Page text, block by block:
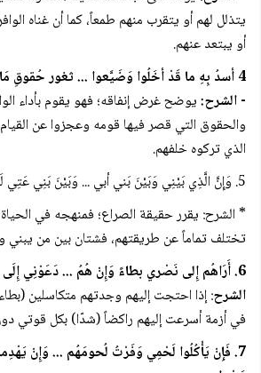
يتذلل لهم أو يتقرب منهم طمعاً، كما أن غناه
أو يبتعد عنهم.
4 أسدُ بِهِ ما قَدْ أخَلُوا وَضَيَّعوا ... ثغور حُقوقِ مَا أَطاقوا لَهَا سَدًا
- الشرح:يوضح غرض إنفاقه؛ فهو يقوم بأداء
والحقوق التي قصر فيها قومه وعجزوا عن
الذي تركوه خلفهم.
5. وَإِنَّ الَّذِي بَيْنِي وَبَيْنَ بَني أبي ... وَبَيْنَ بَنِي عَتِي لَمُخْتَلِفٌ جِدًّا
* الشرح: يقرر حقيقة الصراع؛ فمنهجه في
تختلف تماماً عن طريقتهم، فشتان بين من يبني
6. أَرَاهُم إِلى نَصْري بطاءً وَإِنْ هُمُ ... دَعَوْنِي إِلَى نَصْرٍ أَتَيْتُهُمُ شَدًا
الشرح: إذا احتجت إليهم وجدتهم متكاسلين
في أزمة أسرعت إليهم راكضاً (شدّا) بكل قوتي
7. فَإِنْ يَأْكُلُوا لَحْمِي وَفَرْتُ لُحومَهُم ... وَإِنْ